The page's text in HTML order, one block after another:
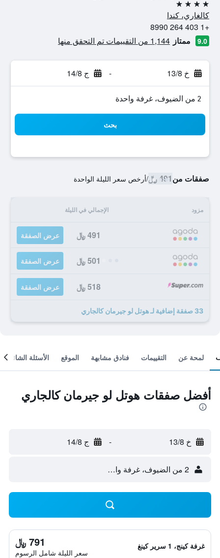
4 نجوم
كالغاري، كندا
+1 403 264 8990
9.0 ممتاز 1,144 من التقييمات تم التحقق منها
خ 13/8 - ج 14/8
2 من الضيوف، غرفة واحدة
بحث
صفقات من491 ﷼ /أرخص سعر الليلة الواحدة
مزود الإجمالي في الليلة
491 ﷼ عرض الصفقة
501 ﷼ عرض الصفقة
518 ﷼ عرض الصفقة
33 صفقة إضافية لـ هوتل لو جيرمان كالجاري
لمحة عن التقييمات فنادق مشابهة الموقع الأسئلة الشائعة
أفضل صفقات هوتل لو جيرمان كالجاري
خ 13/8 - ج 14/8
2 من الضيوف، غرفة واحدة
غرفة كينج، 1 سرير كينغ 791 ﷼
سعر الليلة شامل الرسوم